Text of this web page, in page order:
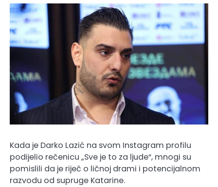
Kada je Darko Lazić na svom Instagram profilu
podijelio rečenicu „Sve je to za ljude“, mnogi su
pomislili da je riječ o ličnoj drami i potencijalnom
razvodu od supruge Katarine.